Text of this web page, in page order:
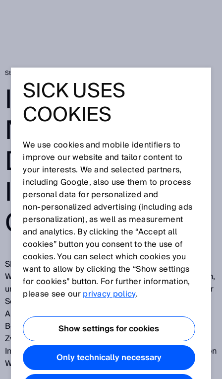
Startseite
INFORMATIONE
N ZUR
DATENVERARBE
ITUNG SENTIO
CREATOR
SICK freut sich über Ihren Besuch auf unseren
Webseiten und Ihr Interesse an unseren Unternehmen,
unseren Produkten und unseren Dienstleistungen. Der
Schutz Ihrer Privatsphäre ist uns ein wichtiges
Anliegen und wir möchten, dass Sie sich bei dem
Besuch unserer Webseiten sicher fühlen. Zu diesem
Zweck erläutern wir Ihnen nachfolgend, welche
Informationen wir während Ihres Besuches auf unseren
Webseiten verarbeiten.
SICK USES
COOKIES
We use cookies and mobile identifiers to
improve our website and tailor content to
your interests. We and selected partners,
including Google, also use them to process
personal data for personalized and
non‑personalized advertising (including ads
personalization), as well as measurement
and analytics. By clicking the “Accept all
cookies” button you consent to the use of
cookies. You can select which cookies you
want to allow by clicking the “Show settings
for cookies” button. For further information,
please see ourprivacy policy.
Show settings for cookies
Only technically necessary